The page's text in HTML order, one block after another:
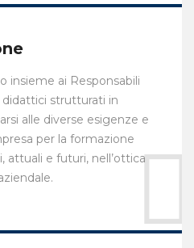
insieme ai Responsabili
didattici strutturati in
alle diverse esigenze e
per la formazione
attuali e futuri, nell’ottica